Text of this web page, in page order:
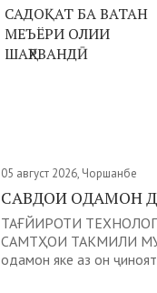
САДОҚАТ БА ВАТАН
МЕЪЁРИ ОЛИИ
ШАҲРВАНДӢ
05 август 2026, Чоршанбе
САВДОИ ОДАМОН
ТАҒЙИРОТИ
САМТҲОИ ТАКМИЛИ
одамон яке аз он